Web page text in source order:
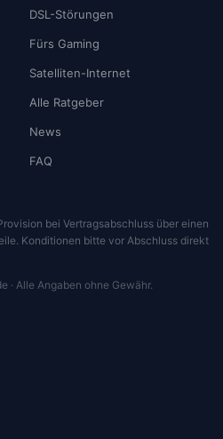
DSL-Störungen
Fürs Gaming
Satelliten-Internet
Alle Ratgeber
News
FAQ
bei Vertragsabschluss über einen
Konditionen bitte vor Abschluss direkt
Alle Angaben ohne Gewähr.